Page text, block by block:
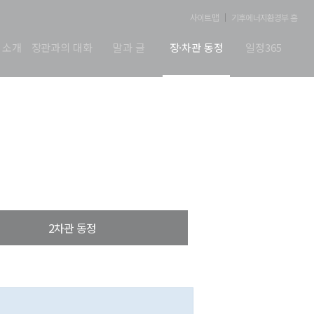
사이트맵 기후에너지환경부 홈
개 장관과의 대화 말과 글 장·차관 동정 일정365
2차관 동정